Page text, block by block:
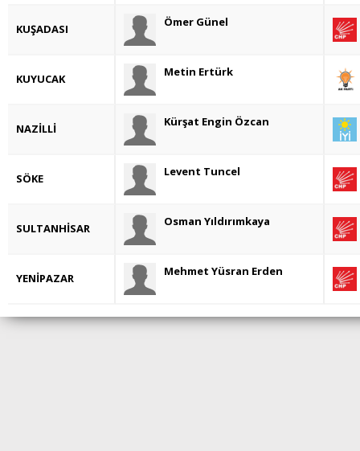
KUŞADASI Ömer Günel
KUYUCAK Metin Ertürk
NAZİLLİ Kürşat Engin Özcan
SÖKE Levent Tuncel
SULTANHİSAR Osman Yıldırımkaya
YENİPAZAR Mehmet Yüsran Erden